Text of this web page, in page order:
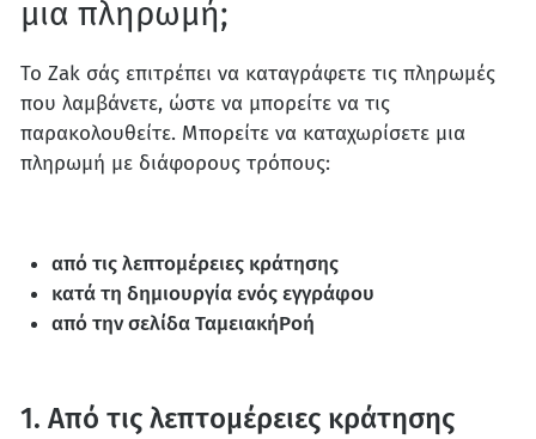
μια πληρωμή;
Το Zak σάς επιτρέπει να καταγράφετε τις πληρωμές
που λαμβάνετε, ώστε να μπορείτε να τις
παρακολουθείτε. Μπορείτε να καταχωρίσετε μια
πληρωμή με διάφορους τρόπους:
από τις λεπτομέρειες κράτησης
κατά τη δημιουργία ενός εγγράφου
από την σελίδα ΤαμειακήΡοή
1. Από τις λεπτομέρειες κράτησης